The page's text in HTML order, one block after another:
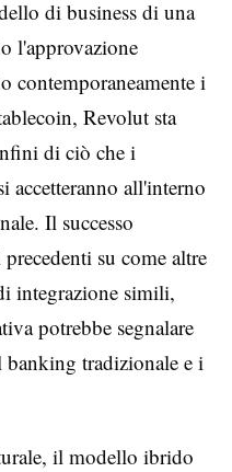
di business di una
l'approvazione
contemporaneamente i
Revolut sta
di ciò che i
accetteranno all'interno
Il successo
su come altre
integrazione simili,
potrebbe segnalare
banking tradizionale e i
il modello ibrido